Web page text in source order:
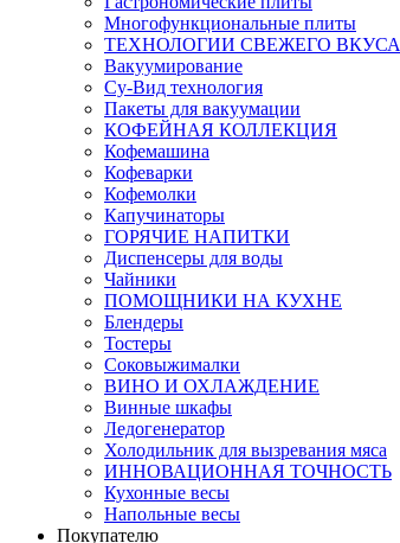
Многофункциональные плиты
ТЕХНОЛОГИИ СВЕЖЕГО ВКУСА
Вакуумирование
Су-Вид технология
Пакеты для вакуумации
КОФЕЙНАЯ КОЛЛЕКЦИЯ
Кофемашина
Кофеварки
Кофемолки
Капучинаторы
ГОРЯЧИЕ НАПИТКИ
Диспенсеры для воды
Чайники
ПОМОЩНИКИ НА КУХНЕ
Блендеры
Тостеры
Соковыжималки
ВИНО И ОХЛАЖДЕНИЕ
Винные шкафы
Ледогенератор
Холодильник для вызревания мяса
ИННОВАЦИОННАЯ ТОЧНОСТЬ
Кухонные весы
Напольные весы
Покупателю